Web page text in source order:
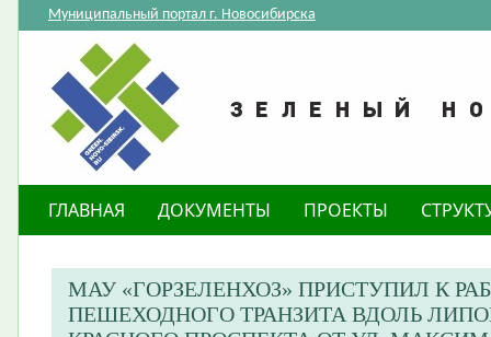
Муниципальный портал г. Новосибирска
ГЛАВНАЯ ДОКУМЕНТЫ ПРОЕКТЫ
МАУ «ГОРЗЕЛЕНХОЗ» ПРИСТУПИЛ К
ПЕШЕХОДНОГО ТРАНЗИТА ВДОЛЬ